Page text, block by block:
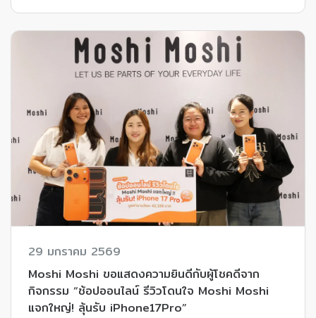
29 มกราคม 2569
Moshi Moshi ขอแสดงความยินดีกับผู้โชคดีจาก
กิจกรรม “ช้อปออนไลน์ รีวิวโดนใจ Moshi Moshi
แจกใหญ่! ลุ้นรับ iPhone17Pro”